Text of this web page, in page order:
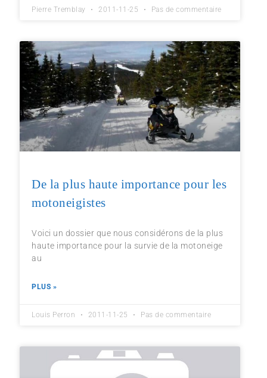
Pierre Tremblay 2011-11-25 Pas de commentaire
De la plus haute importance pour les
motoneigistes
Voici un dossier que nous considérons de la plus
haute importance pour la survie de la motoneige
au
PLUS »
Louis Perron 2011-11-25 Pas de commentaire